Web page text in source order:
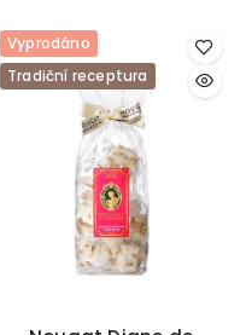
Vyprodáno
Tradiční receptura